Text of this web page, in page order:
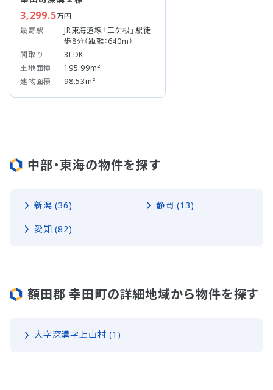
3,299.5万円
最寄駅
JR東海道線「三ケ根」駅徒
歩8分（距離：640m）
間取り
3LDK
土地面積
195.99m²
建物面積
98.53m²
中部・東海の物件を探す
新潟 (36) 静岡 (13)
愛知 (82)
額田郡 幸田町の詳細地域から物件を探す
大字深溝字上山村 (1)